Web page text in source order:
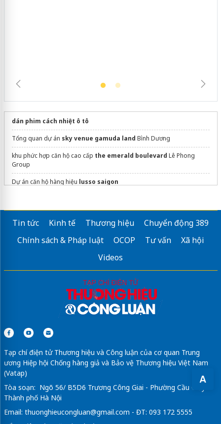
A
dán phim cách nhiệt ô tô
Tổng quan dự án sky venue gamuda land Bình Dương
khu phức hợp căn hộ cao cấp the emerald boulevard Lê Phong
Group
Dự án căn hộ hàng hiệu lusso saigon
Tin tức Kinh tế Thương hiệu
Chuyển động 389
Chính sách & Pháp luật
OCOP Tư vấn
Xã hội
Videos
Tạp chí điện tử Thương hiệu và Công luận của cơ quan Trung
ương Hiệp hội Chống hàng giả và Bảo vệ Thương hiệu Việt Nam
(Vatap)
Tòa soạn: Ngõ 56/ B5D6 Trương Công Giai - Phường Cầu Giấy -
Thành phố Hà Nội
Email: thuonghieucongluan@gmail.com - ĐT: 093 172 5555